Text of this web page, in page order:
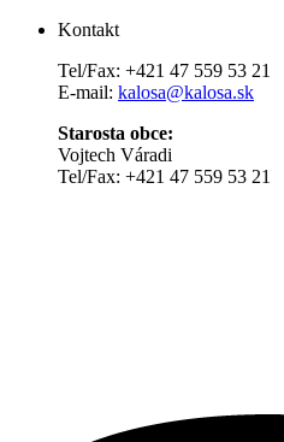
Kontakt
Tel/Fax: +421 47 559 53 21
E-mail: kalosa@kalosa.sk
Starosta obce:
Vojtech Váradi
Tel/Fax: +421 47 559 53 21